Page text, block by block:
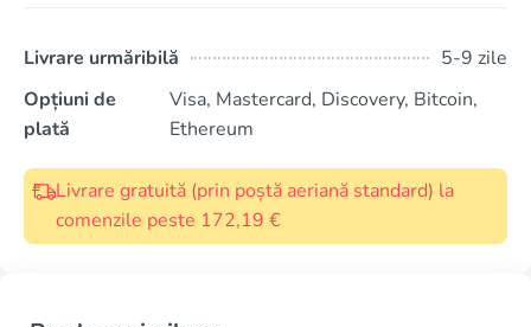
Livrare urmăribilă
5-9 zile
Opțiuni de
plată
Visa, Mastercard, Discovery, Bitcoin,
Ethereum
Livrare gratuită (prin poștă aeriană standard) la
comenzile peste 172,19 €